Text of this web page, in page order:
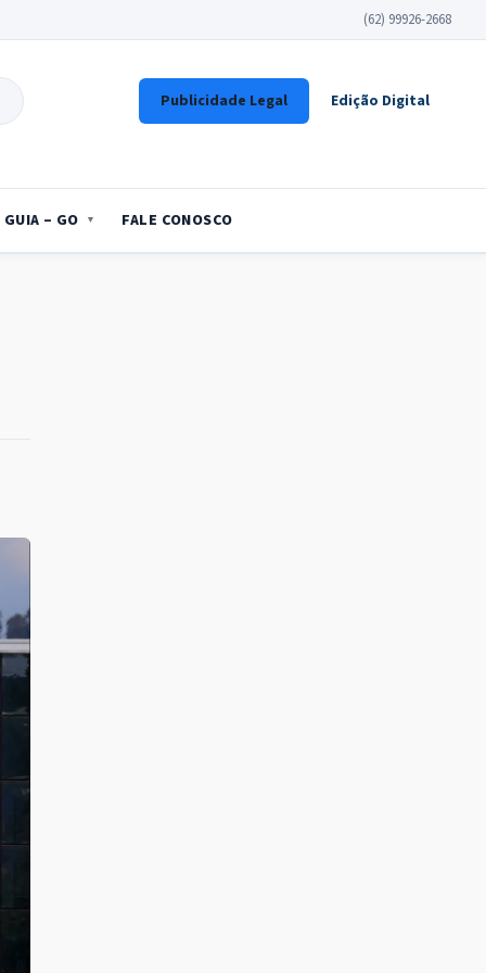
(62) 99926-2668
Publicidade Legal Edição Digital
GUIA – GO FALE CONOSCO